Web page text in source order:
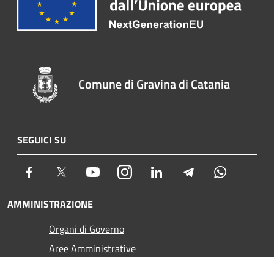
Comune di Gravina di Catania
SEGUICI SU
Facebook Twitter YoutubeInstagram LinkedIn Telegram
AMMINISTRAZIONE
Organi di Governo
Aree Amministrative